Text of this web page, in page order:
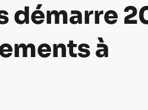
démarre
à